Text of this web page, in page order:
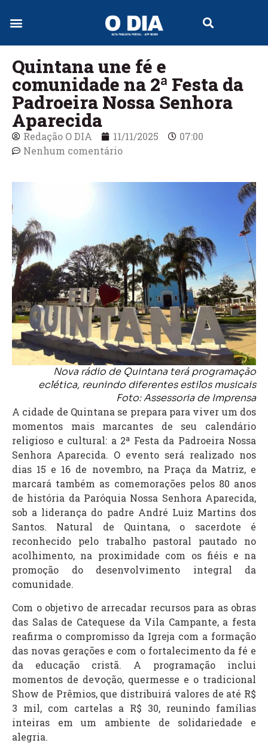
Quintana une fé e
comunidade na 2ª Festa da
Padroeira Nossa Senhora
Aparecida
Redação O DIA 11/11/2025
07:00
Nenhum comentário
Nova rádio de Quintana terá programação
eclética, reunindo diferentes estilos musicais
Foto: Assessoria de Imprensa
A cidade de Quintana se prepara para viver um dos
momentos mais marcantes de seu calendário
religioso e cultural: a 2ª Festa da Padroeira Nossa
Senhora Aparecida. O evento será realizado nos
dias 15 e 16 de novembro, na Praça da Matriz, e
marcará também as comemorações pelos 80 anos
de história da Paróquia Nossa Senhora Aparecida,
sob a liderança do padre André Luiz Martins dos
Santos. Natural de Quintana, o sacerdote é
reconhecido pelo trabalho pastoral pautado no
acolhimento, na proximidade com os fiéis e na
promoção do desenvolvimento integral da
comunidade.
Com o objetivo de arrecadar recursos para as obras
das Salas de Catequese da Vila Campante, a festa
reafirma o compromisso da Igreja com a formação
das novas gerações e com o fortalecimento da fé e
da educação cristã. A programação inclui
momentos de devoção, quermesse e o tradicional
Show de Prêmios, que distribuirá valores de até R$
3 mil, com cartelas a R$ 30, reunindo famílias
inteiras em um ambiente de solidariedade e
alegria.